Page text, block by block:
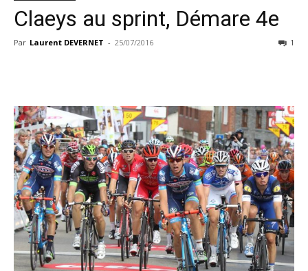
Claeys au sprint, Démare 4e
Par Laurent DEVERNET - 25/07/2016 1